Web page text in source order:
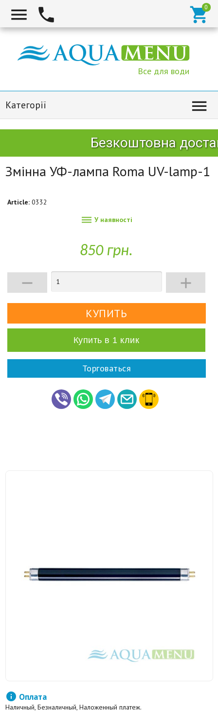
  
Все для води
Категорії 
Безкоштовна
Змінна УФ-лампа Roma UV-lamp-1
Article: 0332
 У наявності
850 грн.
 
Купить в 1 клик
Торговаться
 Оплата
Наличный, Безналичный, Наложенный платеж.